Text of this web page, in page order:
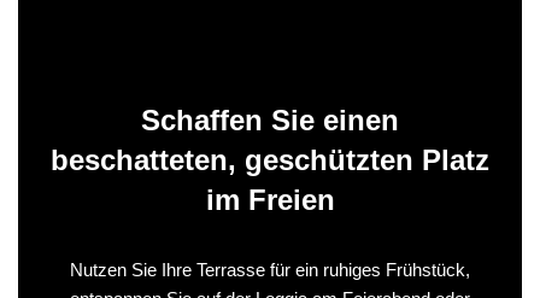
Schaffen Sie einen
beschatteten, geschützten Platz
im Freien
Nutzen Sie Ihre Terrasse für ein ruhiges Frühstück,